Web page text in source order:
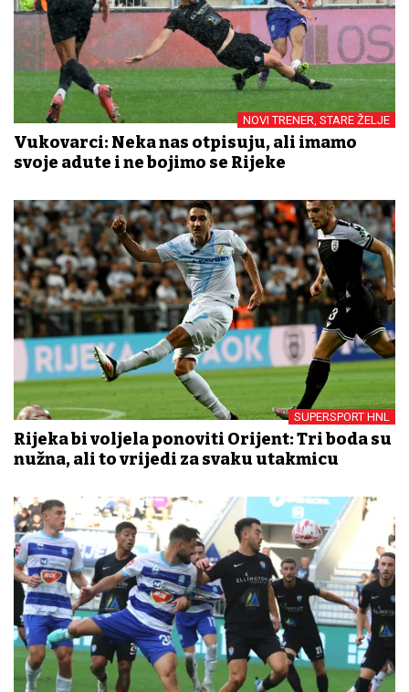
NOVI TRENER, STARE ŽELJE
Vukovarci: Neka nas otpisuju, ali imamo
svoje adute i ne bojimo se Rijeke
SUPERSPORT HNL
Rijeka bi voljela ponoviti Orijent: Tri boda su
nužna, ali to vrijedi za svaku utakmicu